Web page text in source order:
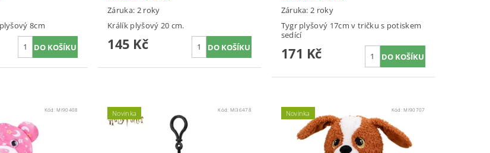
8cm
Záruka: 2 roky
Králík plyšový 20 cm.
145 Kč
Záruka: 2 roky
Tygr plyšový 17cm v tričku s potiskem
sedící
171 Kč
Kód:MI90408 Novinka Kód: MI36478 Novinka Kód:MI90707